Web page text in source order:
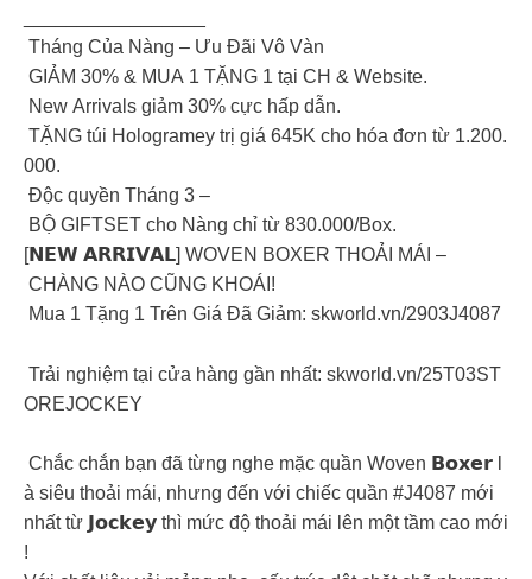
Tháng Của Nàng – Ưu Đãi Vô Vàn
GIẢM 30% & MUA 1 TẶNG 1 tại CH & Website.
New Arrivals giảm 30% cực hấp dẫn.
TẶNG túi Hologramey trị giá 645K cho hóa đơn từ 1.200.
000.
Độc quyền Tháng 3 –
BỘ GIFTSET cho Nàng chỉ từ 830.000/Box.
[𝗡𝗘𝗪 𝗔𝗥𝗥𝗜𝗩𝗔𝗟] WOVEN BOXER THOẢI MÁI –
CHÀNG NÀO CŨNG KHOÁI!
Mua 1 Tặng 1 Trên Giá Đã Giảm: skworld.vn/2903J4087
Trải nghiệm tại cửa hàng gần nhất: skworld.vn/25T03ST
OREJOCKEY
Chắc chắn bạn đã từng nghe mặc quần Woven 𝗕𝗼𝘅𝗲𝗿 l
à siêu thoải mái, nhưng đến với chiếc quần #J4087 mới
nhất từ 𝗝𝗼𝗰𝗸𝗲𝘆 thì mức độ thoải mái lên một tầm cao mới
!